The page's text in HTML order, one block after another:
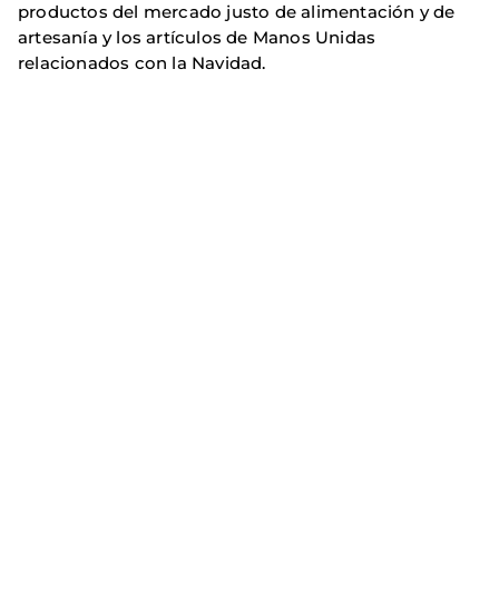
productos del mercado justo de alimentación y de
artesanía y los artículos de Manos Unidas
relacionados con la Navidad.